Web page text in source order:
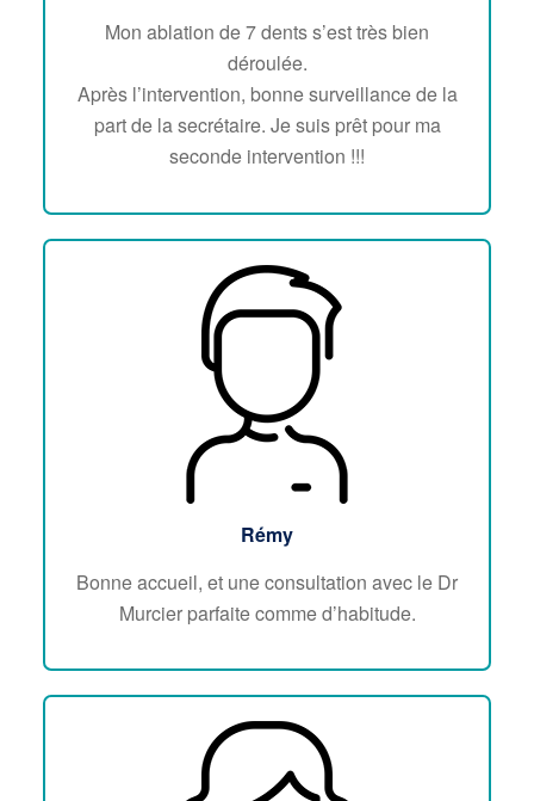
Mon ablation de 7 dents s’est très bien
déroulée.
Après l’intervention, bonne surveillance de la
part de la secrétaire. Je suis prêt pour ma
seconde intervention !!!
Rémy
Bonne accueil, et une consultation avec le Dr
Murcier parfaite comme d’habitude.